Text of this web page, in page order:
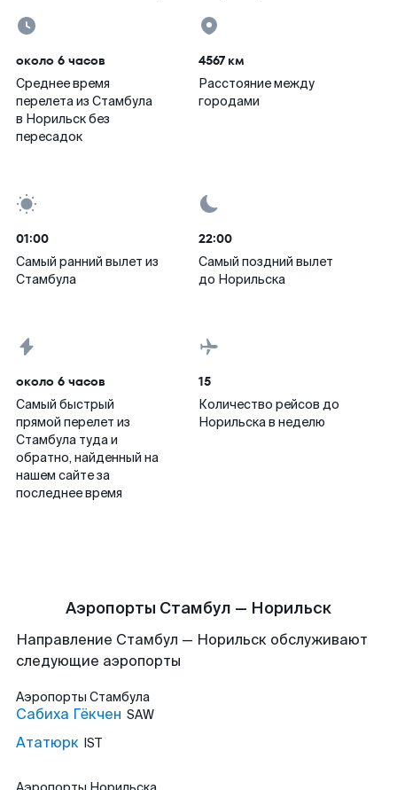
около 6 часов
Среднее время
перелета из Стамбула
в Норильск без
пересадок
4567 км
Расстояние между
городами
01:00
Самый ранний вылет из
Стамбула
22:00
Самый поздний вылет
до Норильска
около 6 часов
Самый быстрый
прямой перелет из
Стамбула туда и
обратно, найденный на
нашем сайте за
последнее время
15
Количество рейсов до
Норильска в неделю
Аэропорты Стамбул — Норильск
Направление Стамбул — Норильск обслуживают
следующие аэропорты
Аэропорты Стамбула
Сабиха Гёкчен SAW
Ататюрк IST